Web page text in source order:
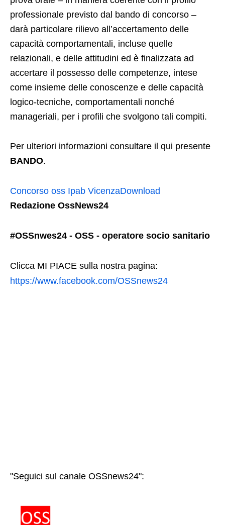
professionale previsto dal bando di concorso –
darà particolare rilievo all’accertamento delle
capacità comportamentali, incluse quelle
relazionali, e delle attitudini ed è finalizzata ad
accertare il possesso delle competenze, intese
come insieme delle conoscenze e delle capacità
logico-tecniche, comportamentali nonché
manageriali, per i profili che svolgono tali compiti.
Per ulteriori informazioni consultare il qui presente
BANDO.
Concorso oss Ipab VicenzaDownload
Redazione OssNews24
#OSSnwes24 - OSS - operatore socio sanitario
Clicca MI PIACE sulla nostra pagina:
https://www.facebook.com/OSSnews24
"Seguici sul canale OSSnews24":